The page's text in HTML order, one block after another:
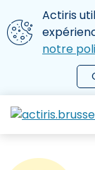
Aller au contenu
Nous utilisons
Actiris
notre
le menu